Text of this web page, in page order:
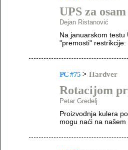
UPS za
Dejan Ristanović
Na januarskom
"premosti"
PC #75 > Hardver
Rotacijom
Petar Gredelj
Proizvodnja kulera
mogu naći na našem